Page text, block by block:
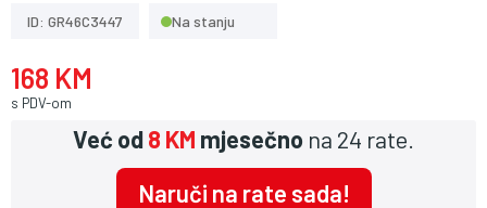
ID: GR46C3447 Na stanju
168 KM
s PDV-om
Već od8 KM mjesečno na 24 rate.
Naruči na rate sada!